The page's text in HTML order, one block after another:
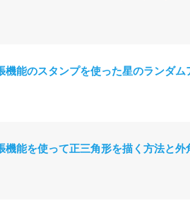
機能のスタンプを使った星のランダム
機能を使って正三角形を描く方法と外